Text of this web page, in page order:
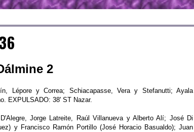
2
Lépore y Correa; Schiacapasse, Vera y Stefanutti; Ayala
EXPULSADO: 38' ST Nazar.
Jorge Latreite, Raúl Villanueva y Alberto Alí; José Di
y Francisco Ramón Portillo (José Horacio Basualdo); Juan